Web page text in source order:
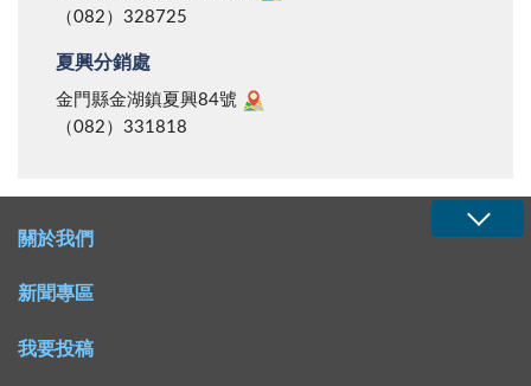
（082）328725
夏興分銷處
金門縣金湖鎮夏興84號
（082）331818
關於我們
新聞專區
我要投稿